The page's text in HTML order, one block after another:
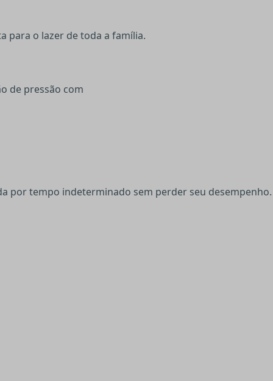
para o lazer de toda a família.
de pressão com
por tempo indeterminado sem perder seu desempenho.